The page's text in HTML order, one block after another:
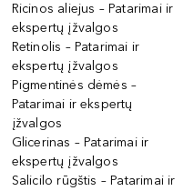
Ricinos aliejus – Patarimai ir
ekspertų įžvalgos
Retinolis – Patarimai ir
ekspertų įžvalgos
Pigmentinės dėmės –
Patarimai ir ekspertų
įžvalgos
Glicerinas – Patarimai ir
ekspertų įžvalgos
Salicilo rūgštis – Patarimai ir